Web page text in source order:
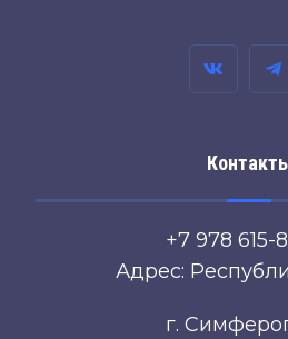
+7 978 615-
Адрес:
г.